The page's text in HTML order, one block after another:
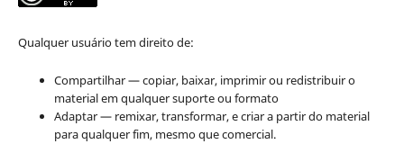
Qualquer usuário tem direito de:
Compartilhar — copiar, baixar, imprimir ou redistribuir o
material em qualquer suporte ou formato
Adaptar — remixar, transformar, e criar a partir do material
para qualquer fim, mesmo que comercial.